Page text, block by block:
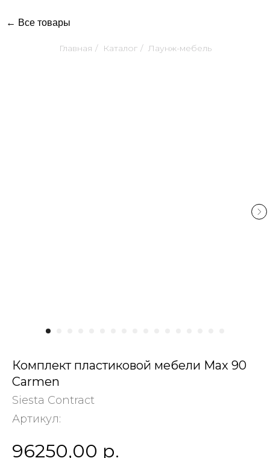
← Все товары
Главная / Каталог / Лаунж-мебель
Комплект пластиковой мебели Max 90
Carmen
Siesta Contract
Артикул:
96250,00 р.